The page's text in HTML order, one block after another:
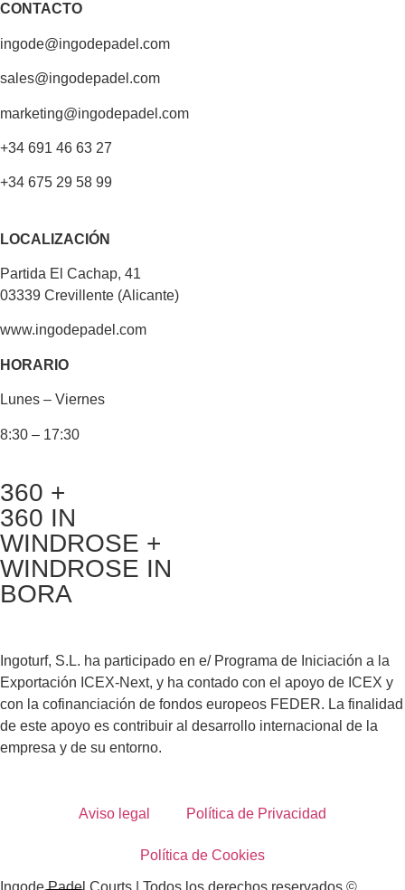
CONTACTO
ingode@ingodepadel.com
sales@ingodepadel.com
marketing@ingodepadel.com
+34 691 46 63 27
+34 675 29 58 99
LOCALIZACIÓN
Partida El Cachap, 41
03339 Crevillente (Alicante)
www.ingodepadel.com
HORARIO
Lunes – Viernes
8:30 – 17:30
360 +
360 IN
WINDROSE +
WINDROSE IN
BORA
Ingoturf, S.L. ha participado en e/ Programa de Iniciación a la
Exportación ICEX-Next, y ha contado con el apoyo de ICEX y
con la cofinanciación de fondos europeos FEDER. La finalidad
de este apoyo es contribuir al desarrollo internacional de la
empresa y de su entorno.
Aviso legal Política de Privacidad
Política de Cookies